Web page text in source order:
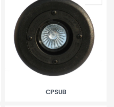
CPSUB